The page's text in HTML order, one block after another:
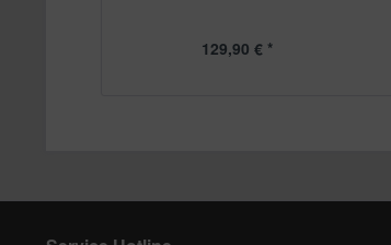
129,90 € *